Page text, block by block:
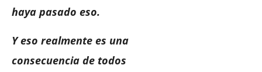
haya pasado eso.
Y eso realmente es una
consecuencia de todos